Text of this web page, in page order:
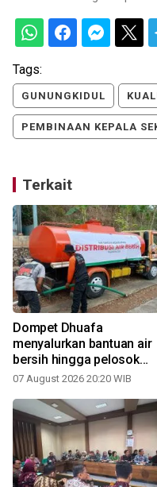
Tags:
GUNUNGKIDUL
PEMBINAAN KEPALA
Terkait
Dompet Dhuafa
menyalurkan bantuan air
bersih hingga pelosok
Gunungkidul
07 August 2026 20:20 WIB